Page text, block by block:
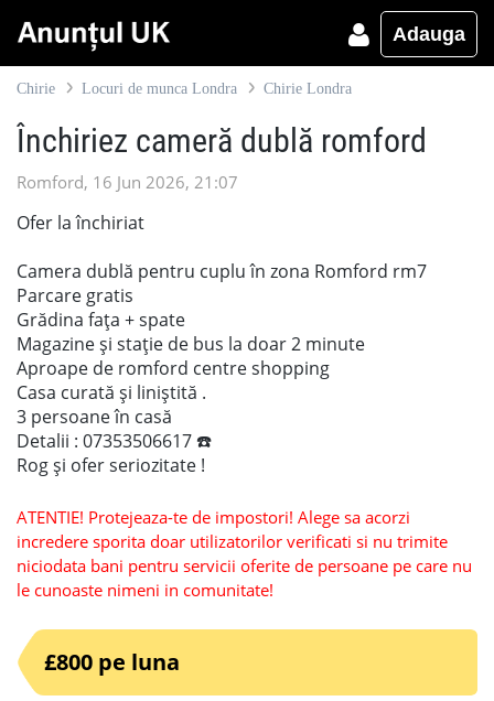
Adauga
Chirie Locuri de munca Londra Chirie Londra
Închiriez cameră dublă romford
Romford, 16 Jun 2026, 21:07
Ofer la închiriat
Camera dublă pentru cuplu în zona Romford rm7
Parcare gratis
Grădina fața + spate
Magazine și stație de bus la doar 2 minute
Aproape de romford centre shopping
Casa curată și liniștită .
3 persoane în casă
Detalii : 07353506617 ☎️
Rog și ofer seriozitate !
ATENTIE! Protejeaza-te de impostori! Alege sa acorzi
incredere sporita doar utilizatorilor verificati si nu trimite
niciodata bani pentru servicii oferite de persoane pe care nu
le cunoaste nimeni in comunitate!
£800 pe luna